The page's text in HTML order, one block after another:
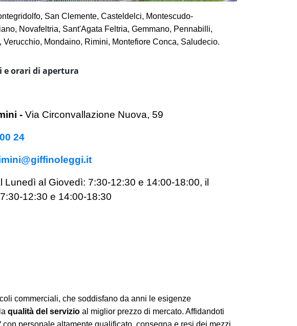
San Clemente, Casteldelci, Montescudo-
Novafeltria, Sant'Agata Feltria, Gemmano, Pennabilli,
Mondaino, Rimini, Montefiore Conca, Saludecio.
- Via Circonvallazione Nuova, 59
24
Lunedì al Giovedì: 7:30-12:30 e 14:00-18:00, il
7:30-12:30 e 14:00-18:30
commerciali, che soddisfano da anni le esigenze
qualità del servizio al miglior prezzo di mercato. Affidandoti
con personale altamente qualificato, consegna e resi dei mezzi